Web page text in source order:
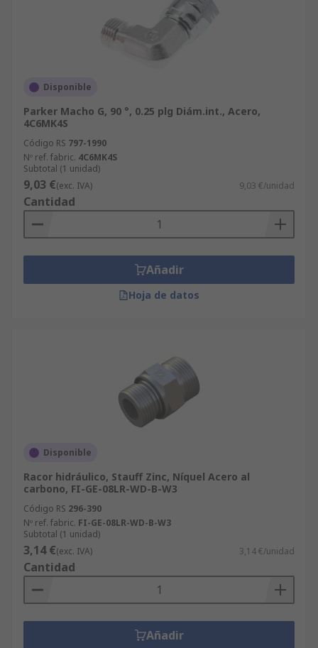
Disponible
Parker Macho G, 90 °, 0.25 plg Diám.int., Acero,
4C6MK4S
Código RS 797-1990
Nº ref. fabric. 4C6MK4S
Subtotal (1 unidad)
9,03 €(exc. IVA) 9,03 €/unidad
Cantidad
Añadir
Hoja de datos
Disponible
Racor hidráulico, Stauff Zinc, Níquel Acero al
carbono, FI-GE-08LR-WD-B-W3
Código RS 296-390
Nº ref. fabric. FI-GE-08LR-WD-B-W3
Subtotal (1 unidad)
3,14 €(exc. IVA) 3,14 €/unidad
Cantidad
Añadir